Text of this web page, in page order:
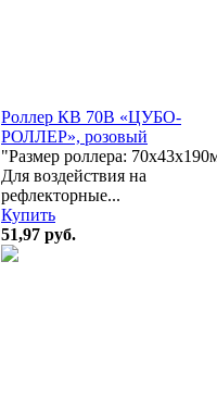
Роллер КВ 70В «ЦУБО-
РОЛЛЕР», розовый
"Размер роллера:
Для воздействия на
рефлекторные...
Купить
51,97 руб.